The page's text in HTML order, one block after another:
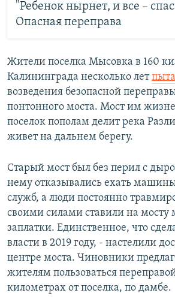
"Ребенок нырнет, и все –
Опасная переправа
Жители поселка Мысовка в 160
Калининграда несколько лет
возведения безопасной
понтонного моста. Мост им
поселок пополам делит река
живет на дальнем берегу.
Старый мост был без перил с
нему отказывались ехать
служб, а люди постоянно
своими силами ставили на мосту
заплатки. Единственное, что
власти в 2019 году, - настелили
центре моста. Чиновники
жителям пользоваться
километрах от поселка, по дамбе.